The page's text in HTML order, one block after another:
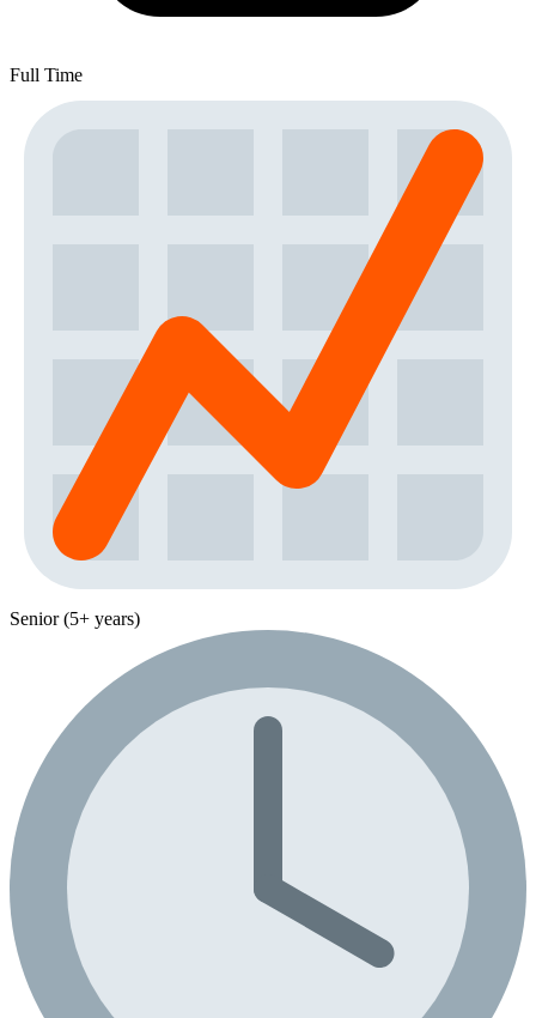
Full Time
Senior (5+ years)